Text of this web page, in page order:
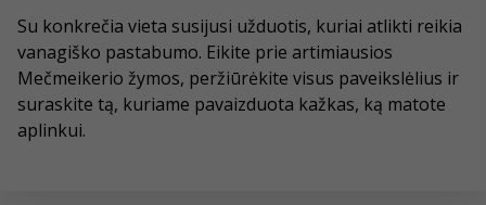
Su konkrečia vieta susijusi užduotis, kuriai atlikti reikia
vanagiško pastabumo. Eikite prie artimiausios
Mečmeikerio žymos, peržiūrėkite visus paveikslėlius ir
suraskite tą, kuriame pavaizduota kažkas, ką matote
aplinkui.